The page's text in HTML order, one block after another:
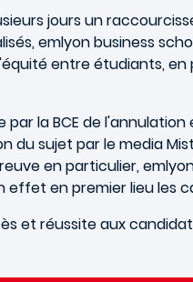
jours un
emlyon business
entre étudiants,
la BCE de l'annulation
du sujet par le media
en particulier,
effet en premier lieu les
et réussite aux